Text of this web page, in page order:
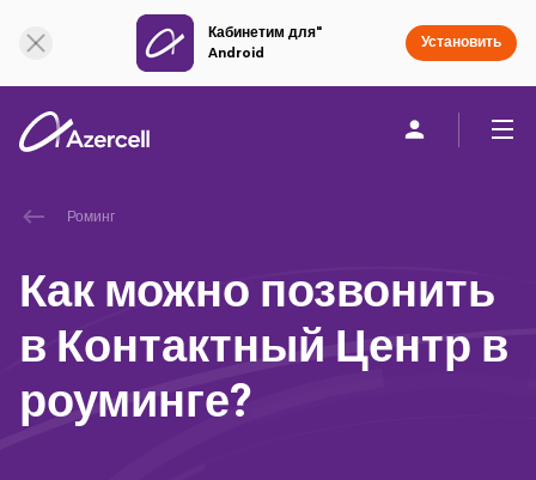
Кабинетим для"
Android
Установить
Частным клиентам
akart
Присоединяйся к Azercell
Тарифы и услуги
Роминг
Как можно позвонить
в Контактный Центр в
роуминге?
Онлайн поддержка